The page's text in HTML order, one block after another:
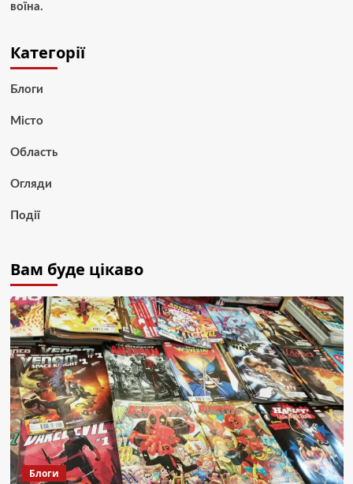
воїна.
Категорії
Блоги
Місто
Область
Огляди
Події
Вам буде цікаво
Блоги